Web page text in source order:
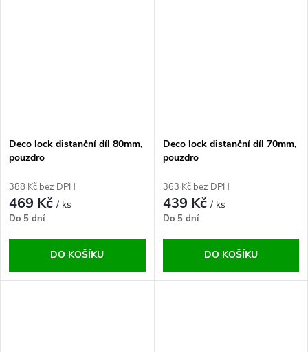
Deco lock distanční díl 80mm,
pouzdro
388 Kč bez DPH
469 Kč/ ks
Do 5 dní
DO KOŠÍKU
Deco lock distanční díl 70mm,
pouzdro
363 Kč bez DPH
439 Kč/ ks
Do 5 dní
DO KOŠÍKU